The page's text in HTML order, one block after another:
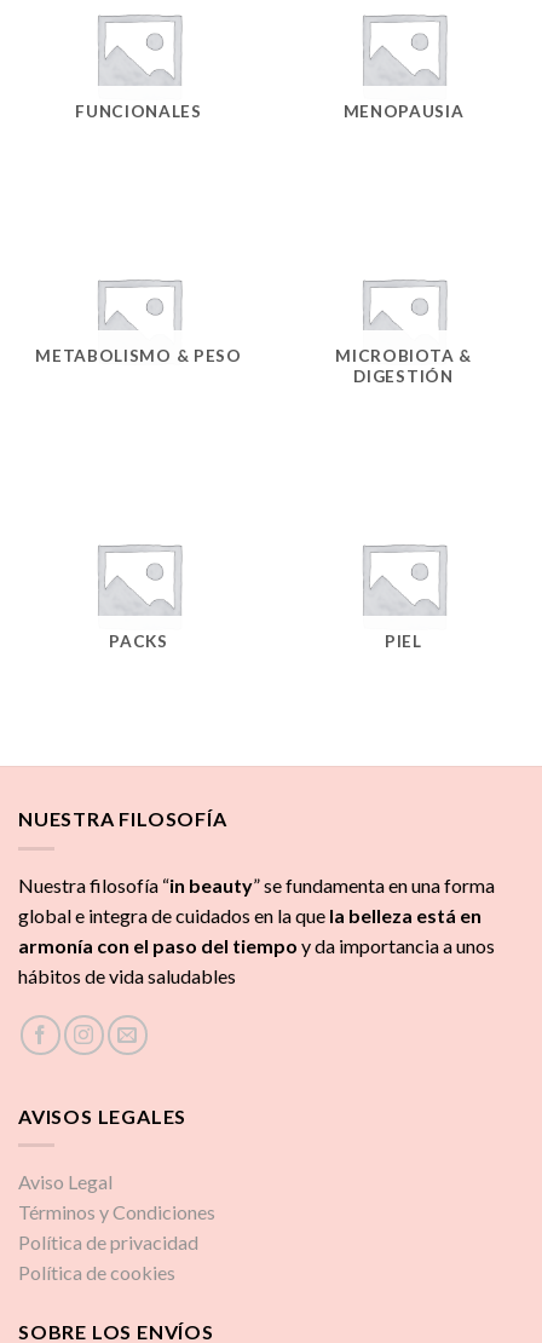
FUNCIONALES MENOPAUSIA
METABOLISMO & PESO
MICROBIOTA &
DIGESTIÓN
PACKS PIEL
NUESTRA FILOSOFÍA
Nuestra filosofía “in beauty” se fundamenta en una forma
global e integra de cuidados en la que la belleza está en
armonía con el paso del tiempo y da importancia a unos
hábitos de vida saludables
AVISOS LEGALES
Aviso Legal
Términos y Condiciones
Política de privacidad
Política de cookies
SOBRE LOS ENVÍOS